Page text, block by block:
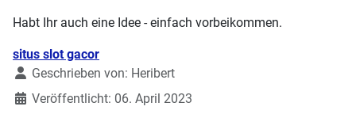
Habt Ihr auch eine Idee - einfach vorbeikommen.
Details
situs slot gacor
Geschrieben von: Heribert
Veröffentlicht: 06. April 2023